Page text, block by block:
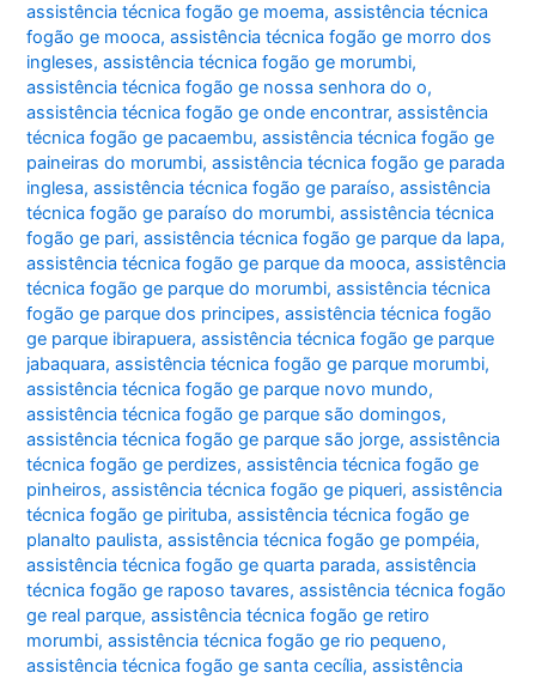
assistência técnica fogão ge moema,assistência técnica
fogão ge mooca,assistência técnica fogão ge morro dos
ingleses,assistência técnica fogão ge morumbi,
assistência técnica fogão ge nossa senhora do o,
assistência técnica fogão ge onde encontrar,assistência
técnica fogão ge pacaembu,assistência técnica fogão ge
paineiras do morumbi,assistência técnica fogão ge parada
inglesa,assistência técnica fogão ge paraíso,assistência
técnica fogão ge paraíso do morumbi,assistência técnica
fogão ge pari,assistência técnica fogão ge parque da lapa,
assistência técnica fogão ge parque da mooca,assistência
técnica fogão ge parque do morumbi,assistência técnica
fogão ge parque dos principes,assistência técnica fogão
ge parque ibirapuera,assistência técnica fogão ge parque
jabaquara,assistência técnica fogão ge parque morumbi,
assistência técnica fogão ge parque novo mundo,
assistência técnica fogão ge parque são domingos,
assistência técnica fogão ge parque são jorge,assistência
técnica fogão ge perdizes,assistência técnica fogão ge
pinheiros,assistência técnica fogão ge piqueri,assistência
técnica fogão ge pirituba,assistência técnica fogão ge
planalto paulista,assistência técnica fogão ge pompéia,
assistência técnica fogão ge quarta parada,assistência
técnica fogão ge raposo tavares,assistência técnica fogão
ge real parque,assistência técnica fogão ge retiro
morumbi,assistência técnica fogão ge rio pequeno,
assistência técnica fogão ge santa cecília,assistência